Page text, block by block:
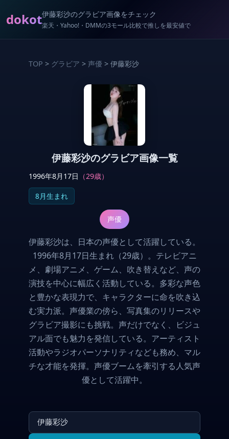
dokot伊藤彩沙のグラビア画像をチェック
楽天・Yahoo!・DMMの3モール比較で推しを最安値で
TOP > グラビア > 声優 > 伊藤彩沙
伊藤彩沙のグラビア画像一覧
1996年8月17日 （29歳）
8月生まれ
声優
伊藤彩沙は、日本の声優として活躍している。
1996年8月17日生まれ（29歳）。テレビアニ
メ、劇場アニメ、ゲーム、吹き替えなど、声の
演技を中心に幅広く活動している。多彩な声色
と豊かな表現力で、キャラクターに命を吹き込
む実力派。声優業の傍ら、写真集のリリースや
グラビア撮影にも挑戦。声だけでなく、ビジュ
アル面でも魅力を発信している。アーティスト
活動やラジオパーソナリティなども務め、マル
チな才能を発揮。声優ブームを牽引する人気声
優として活躍中。